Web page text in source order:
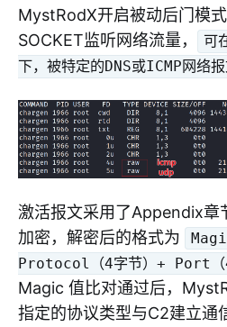
MystRodX开启被动后门模
SOCKET监听网络流量，
可
下，被特定的DNS或ICMP网络
激活报文采用了Appendix
加密，解密后的格式为
Protocol（4字节）+ Port（
Magic 值比对通过后，
指定的协议类型与C2建立通